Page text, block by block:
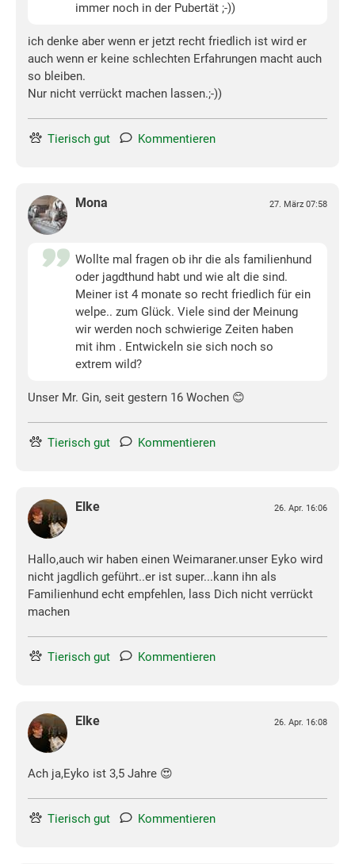
immer noch in der Pubertät ;-))
ich denke aber wenn er jetzt recht friedlich ist wird er
auch wenn er keine schlechten Erfahrungen macht auch
so bleiben.
Nur nicht verrückt machen lassen.;-))
Tierisch gut Kommentieren
Mona 27. März 07:58
Wollte mal fragen ob ihr die als familienhund
oder jagdthund habt und wie alt die sind.
Meiner ist 4 monate so recht friedlich für ein
welpe.. zum Glück. Viele sind der Meinung
wir werden noch schwierige Zeiten haben
mit ihm . Entwickeln sie sich noch so
extrem wild?
Unser Mr. Gin, seit gestern 16 Wochen 😊
Tierisch gut Kommentieren
Elke 26. Apr. 16:06
Hallo,auch wir haben einen Weimaraner.unser Eyko wird
nicht jagdlich geführt..er ist super...kann ihn als
Familienhund echt empfehlen, lass Dich nicht verrückt
machen
Tierisch gut Kommentieren
Elke 26. Apr. 16:08
Ach ja,Eyko ist 3,5 Jahre 😍
Tierisch gut Kommentieren